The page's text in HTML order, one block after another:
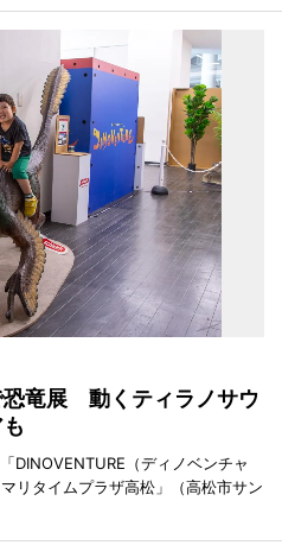
恐竜展 動くティラノサウ
DINOVENTURE（ディノベンチャ
リタイムプラザ高松」（高松市サン